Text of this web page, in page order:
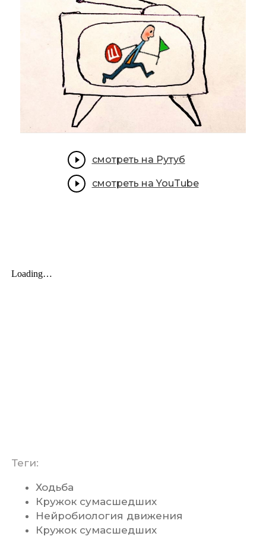
смотреть на Рутуб
смотреть на YouTube
Теги:
Ходьба
Кружок сумасшедших
Нейробиология движения
Кружок сумасшедших